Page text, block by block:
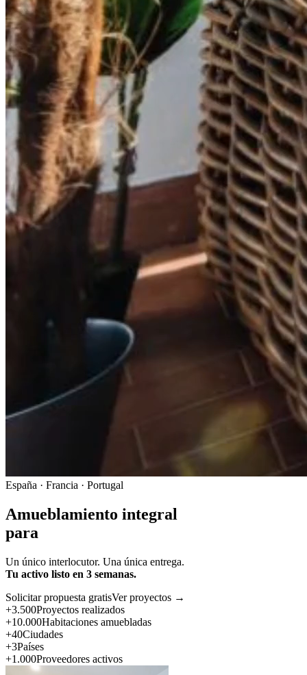
España · Francia · Portugal
Amueblamiento integral
para
Un único interlocutor. Una única entrega.
Tu activo listo en 3 semanas.
Solicitar propuesta gratisVer proyectos →
+3.500Proyectos realizados
+10.000Habitaciones amuebladas
+40Ciudades
+3Países
+1.000Proveedores activos